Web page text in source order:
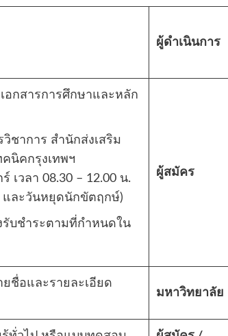
ผู้ดำเนินการ
อกสารการศึกษาและหลัก
ชาการ สำนักส่งเสริม
นิคกรุงเทพฯ
เวลา 08.30 – 12.00 น.
และวันหยุดนักขัตฤกษ์)
รับชำระตามที่กำหนดใน
ผู้สมัคร
ชื่อและรายละเอียด
มหาวิทยาลัย